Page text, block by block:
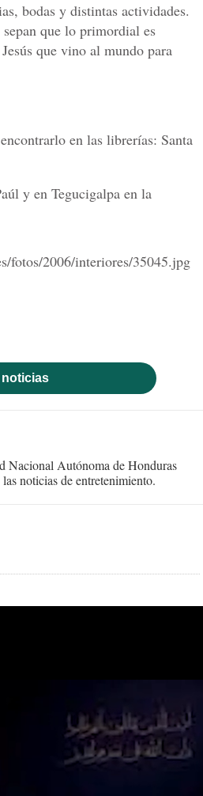
bodas y distintas actividades.
que lo primordial es
que vino al mundo para
en las librerías: Santa
y en Tegucigalpa en la
noticias
Nacional Autónoma de Honduras
noticias de entretenimiento.